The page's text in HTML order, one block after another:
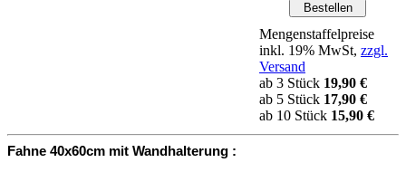
Mengenstaffelpreise
inkl. 19% MwSt, zzgl.
Versand
ab 3 Stück 19,90 €
ab 5 Stück 17,90 €
ab 10 Stück 15,90 €
Fahne 40x60cm mit Wandhalterung :